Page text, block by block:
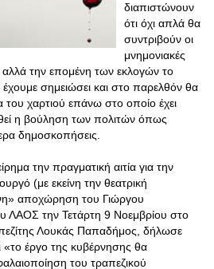
διαπιστώνουν
ότι όχι απλά θα
συντριβούν οι
μνημονιακές
την επομένη των εκλογών το
σημειώσει και στο παρελθόν θα
του χαρτιού επάνω στο οποίο έχει
η βούληση των πολιτών όπως
δημοσκοπήσεις.
την πραγματική αιτία για την
(με εκείνη την θεατρική
αποχώρηση του Γιώργου
ΛΑΟΣ την Τετάρτη 9 Νοεμβρίου στο
Λουκάς Παπαδήμος, δήλωσε
έργο της κυβέρνησης θα
του τραπεζικού